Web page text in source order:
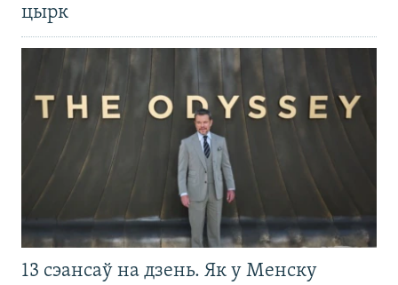
цырк
13 сэансаў на дзень. Як у Менску